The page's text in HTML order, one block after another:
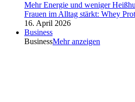
Mehr Energie und weniger
Frauen im Alltag stärkt: Whey
16. April 2026
Business
BusinessMehr anzeigen